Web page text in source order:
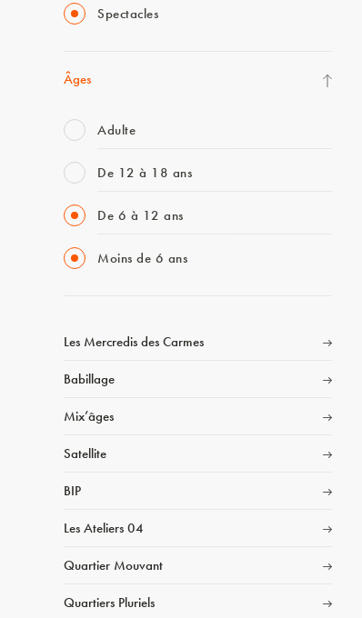
Spectacles
Âges
Adulte
De 12 à 18 ans
De 6 à 12 ans
Moins de 6 ans
Les Mercredis des Carmes
Babillage
Mix’âges
Satellite
BIP
Les Ateliers 04
Quartier Mouvant
Quartiers Pluriels